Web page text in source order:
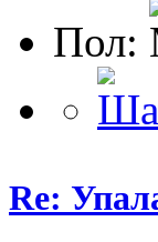
Пол:
Re: